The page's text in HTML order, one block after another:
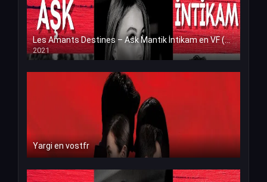
Les Amants Destines – Ask Mantik İntikam en VF (Voix Francaise)
2021
Yargi en vostfr